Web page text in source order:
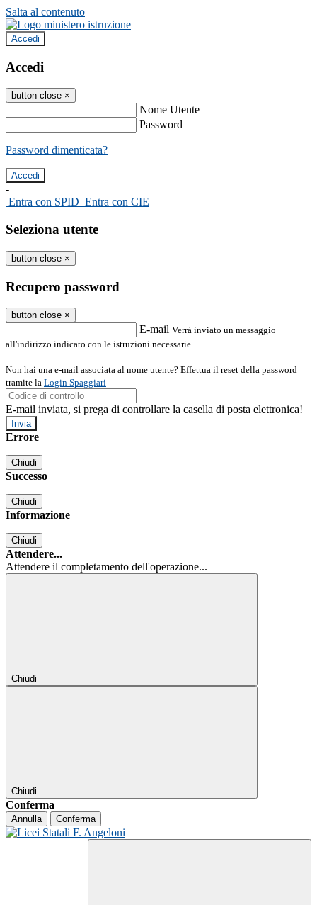
Salta al contenuto
Accedi
Accedi
button close ×
Nome Utente
Password
Password dimenticata?
-
Entra con SPID Entra con CIE
Seleziona utente
button close ×
Recupero password
button close ×
E-mail Verrà inviato un messaggio
all'indirizzo indicato con le istruzioni necessarie.
Non hai una e-mail associata al nome utente? Effettua il reset della password
tramite la Login Spaggiari
E-mail inviata, si prega di controllare la casella di posta elettronica!
Errore
Chiudi
Successo
Chiudi
Informazione
Chiudi
Attendere...
Attendere il completamento dell'operazione...
Chiudi
Chiudi
Conferma
Annulla Conferma